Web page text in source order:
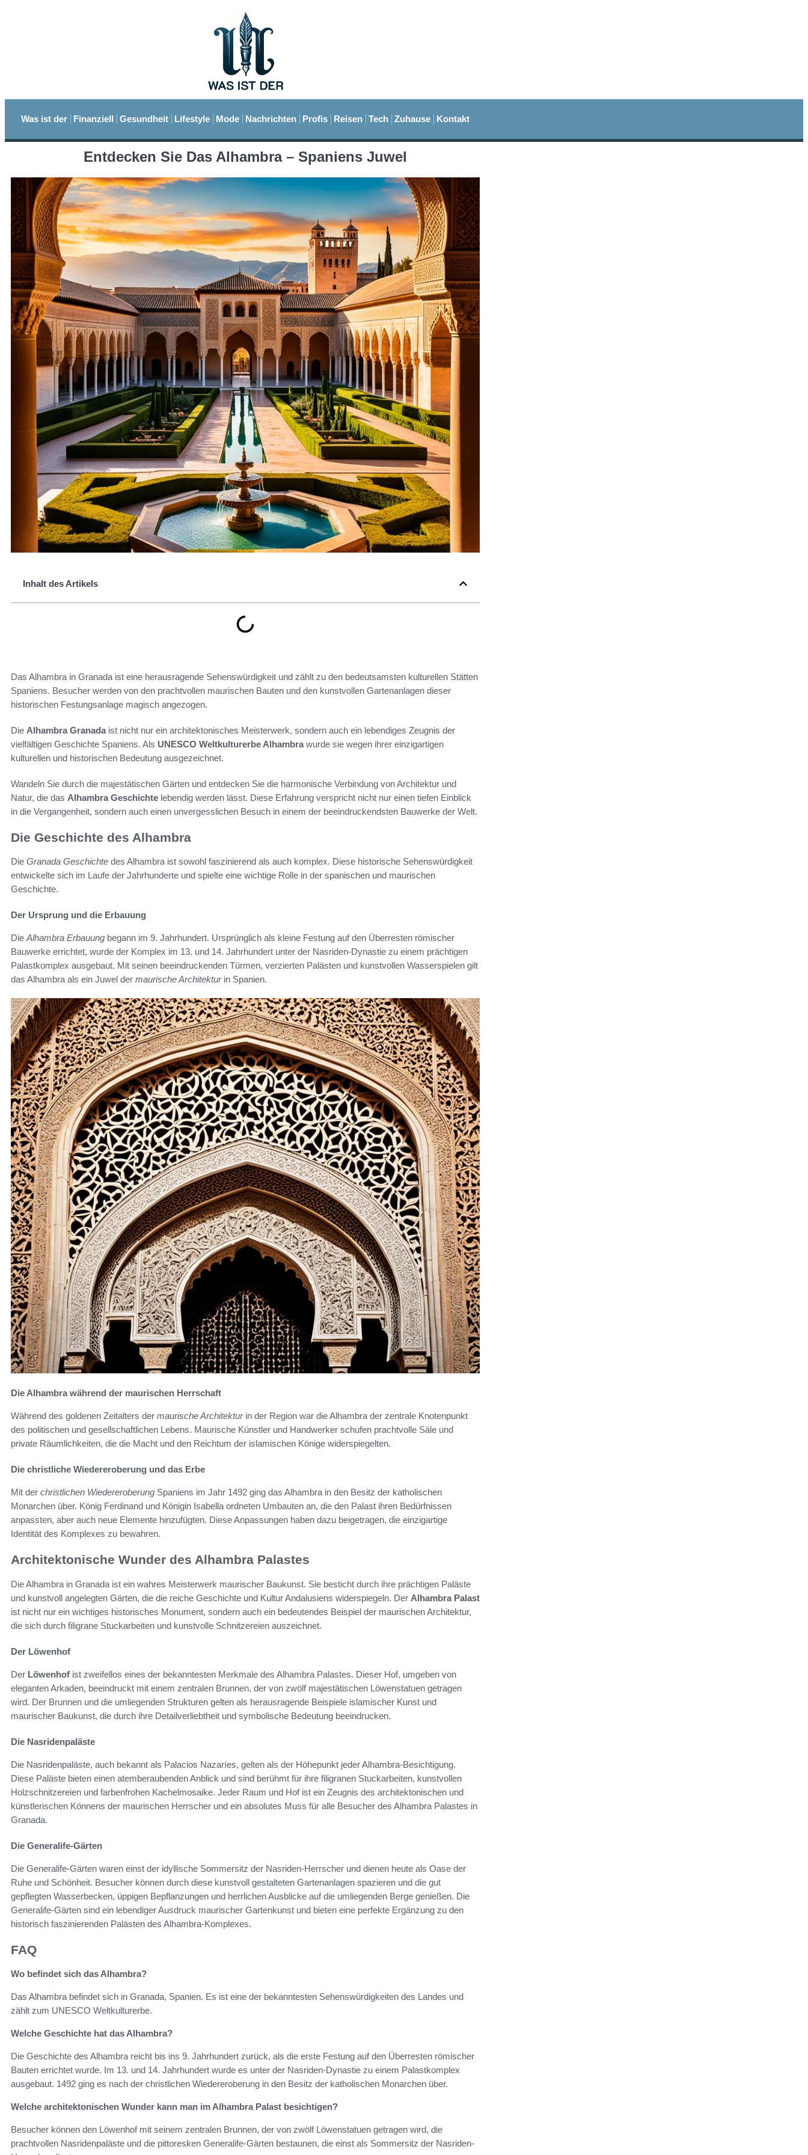
Was ist der Finanziell Gesundheit Lifestyle Mode Nachrichten Profis Reisen Tech Zuhause Kontakt
Entdecken Sie Das Alhambra – Spaniens Juwel
Inhalt des Artikels
Das Alhambra in Granada ist eine herausragende Sehenswürdigkeit und zählt zu den bedeutsamsten kulturellen Stätten
Spaniens. Besucher werden von den prachtvollen maurischen Bauten und den kunstvollen Gartenanlagen dieser
historischen Festungsanlage magisch angezogen.
Die Alhambra Granadaist nicht nur ein architektonisches Meisterwerk, sondern auch ein lebendiges Zeugnis der
vielfältigen Geschichte Spaniens. Als UNESCO Weltkulturerbe Alhambrawurde sie wegen ihrer einzigartigen
kulturellen und historischen Bedeutung ausgezeichnet.
Wandeln Sie durch die majestätischen Gärten und entdecken Sie die harmonische Verbindung von Architektur und
Natur, die das Alhambra Geschichte lebendig werden lässt. Diese Erfahrung verspricht nicht nur einen tiefen Einblick
in die Vergangenheit, sondern auch einen unvergesslichen Besuch in einem der beeindruckendsten Bauwerke der Welt.
Die Geschichte des Alhambra
Die Granada Geschichte des Alhambra ist sowohl faszinierend als auch komplex. Diese historische Sehenswürdigkeit
entwickelte sich im Laufe der Jahrhunderte und spielte eine wichtige Rolle in der spanischen und maurischen
Geschichte.
Der Ursprung und die Erbauung
DieAlhambra Erbauung begann im 9. Jahrhundert. Ursprünglich als kleine Festung auf den Überresten römischer
Bauwerke errichtet, wurde der Komplex im 13. und 14. Jahrhundert unter der Nasriden-Dynastie zu einem prächtigen
Palastkomplex ausgebaut. Mit seinen beeindruckenden Türmen, verzierten Palästen und kunstvollen Wasserspielen gilt
das Alhambra als ein Juwel der maurische Architekturin Spanien.
Die Alhambra während der maurischen Herrschaft
Während des goldenen Zeitalters der maurische Architekturin der Region war die Alhambra der zentrale Knotenpunkt
des politischen und gesellschaftlichen Lebens. Maurische Künstler und Handwerker schufen prachtvolle Säle und
private Räumlichkeiten, die die Macht und den Reichtum der islamischen Könige widerspiegelten.
Die christliche Wiedereroberung und das Erbe
Mit der christlichen Wiedereroberung Spaniens im Jahr 1492 ging das Alhambra in den Besitz der katholischen
Monarchen über. König Ferdinand und Königin Isabella ordneten Umbauten an, die den Palast ihren Bedürfnissen
anpassten, aber auch neue Elemente hinzufügten. Diese Anpassungen haben dazu beigetragen, die einzigartige
Identität des Komplexes zu bewahren.
Architektonische Wunder des Alhambra Palastes
Die Alhambra in Granada ist ein wahres Meisterwerk maurischer Baukunst. Sie besticht durch ihre prächtigen Paläste
und kunstvoll angelegten Gärten, die die reiche Geschichte und Kultur Andalusiens widerspiegeln. Der Alhambra Palast
ist nicht nur ein wichtiges historisches Monument, sondern auch ein bedeutendes Beispiel der maurischen Architektur,
die sich durch filigrane Stuckarbeiten und kunstvolle Schnitzereien auszeichnet.
Der Löwenhof
Der Löwenhof ist zweifellos eines der bekanntesten Merkmale des Alhambra Palastes. Dieser Hof, umgeben von
eleganten Arkaden, beeindruckt mit einem zentralen Brunnen, der von zwölf majestätischen Löwenstatuen getragen
wird. Der Brunnen und die umliegenden Strukturen gelten als herausragende Beispiele islamischer Kunst und
maurischer Baukunst, die durch ihre Detailverliebtheit und symbolische Bedeutung beeindrucken.
Die Nasridenpaläste
Die Nasridenpaläste, auch bekannt als Palacios Nazaríes, gelten als der Höhepunkt jeder Alhambra-Besichtigung.
Diese Paläste bieten einen atemberaubenden Anblick und sind berühmt für ihre filigranen Stuckarbeiten, kunstvollen
Holzschnitzereien und farbenfrohen Kachelmosaike. Jeder Raum und Hof ist ein Zeugnis des architektonischen und
künstlerischen Könnens der maurischen Herrscher und ein absolutes Muss für alle Besucher des Alhambra Palastes in
Granada.
Die Generalife-Gärten
Die Generalife-Gärten waren einst der idyllische Sommersitz der Nasriden-Herrscher und dienen heute als Oase der
Ruhe und Schönheit. Besucher können durch diese kunstvoll gestalteten Gartenanlagen spazieren und die gut
gepflegten Wasserbecken, üppigen Bepflanzungen und herrlichen Ausblicke auf die umliegenden Berge genießen. Die
Generalife-Gärten sind ein lebendiger Ausdruck maurischer Gartenkunst und bieten eine perfekte Ergänzung zu den
historisch faszinierenden Palästen des Alhambra-Komplexes.
FAQ
Wo befindet sich das Alhambra?
Das Alhambra befindet sich in Granada, Spanien. Es ist eine der bekanntesten Sehenswürdigkeiten des Landes und
zählt zum UNESCO Weltkulturerbe.
Welche Geschichte hat das Alhambra?
Die Geschichte des Alhambra reicht bis ins 9. Jahrhundert zurück, als die erste Festung auf den Überresten römischer
Bauten errichtet wurde. Im 13. und 14. Jahrhundert wurde es unter der Nasriden-Dynastie zu einem Palastkomplex
ausgebaut. 1492 ging es nach der christlichen Wiedereroberung in den Besitz der katholischen Monarchen über.
Welche architektonischen Wunder kann man im Alhambra Palast besichtigen?
Besucher können den Löwenhof mit seinem zentralen Brunnen, der von zwölf Löwenstatuen getragen wird, die
prachtvollen Nasridenpaläste und die pittoresken Generalife-Gärten bestaunen, die einst als Sommersitz der Nasriden-